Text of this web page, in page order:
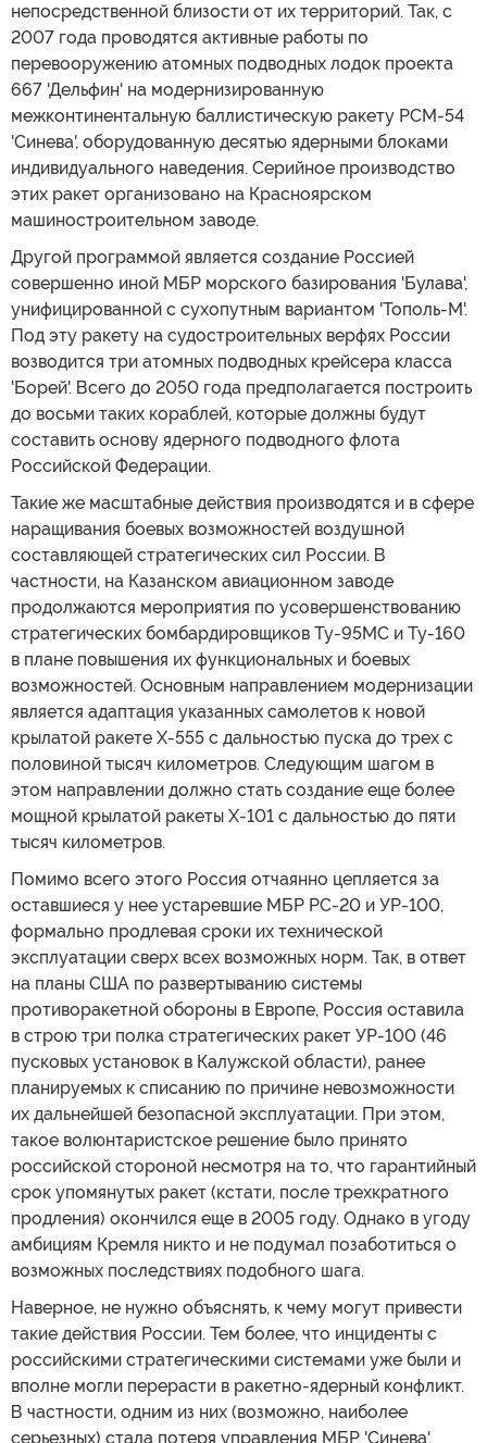
непосредственной близости от их территорий. Так, с
2007 года проводятся активные работы по
перевооружению атомных подводных лодок проекта
667 'Дельфин' на модернизированную
межконтинентальную баллистическую ракету РСМ-54
'Синева', оборудованную десятью ядерными блоками
индивидуального наведения. Серийное производство
этих ракет организовано на Красноярском
машиностроительном заводе.
Другой программой является создание Россией
совершенно иной МБР морского базирования 'Булава',
унифицированной с сухопутным вариантом 'Тополь-М'.
Под эту ракету на судостроительных верфях России
возводится три атомных подводных крейсера класса
'Борей'. Всего до 2050 года предполагается построить
до восьми таких кораблей, которые должны будут
составить основу ядерного подводного флота
Российской Федерации.
Такие же масштабные действия производятся и в сфере
наращивания боевых возможностей воздушной
составляющей стратегических сил России. В
частности, на Казанском авиационном заводе
продолжаются мероприятия по усовершенствованию
стратегических бомбардировщиков Ту-95МС и Ту-160
в плане повышения их функциональных и боевых
возможностей. Основным направлением модернизации
является адаптация указанных самолетов к новой
крылатой ракете Х-555 с дальностью пуска до трех с
половиной тысяч километров. Следующим шагом в
этом направлении должно стать создание еще более
мощной крылатой ракеты Х-101 с дальностью до пяти
тысяч километров.
Помимо всего этого Россия отчаянно цепляется за
оставшиеся у нее устаревшие МБР РС-20 и УР-100,
формально продлевая сроки их технической
эксплуатации сверх всех возможных норм. Так, в ответ
на планы США по развертыванию системы
противоракетной обороны в Европе, Россия оставила
в строю три полка стратегических ракет УР-100 (46
пусковых установок в Калужской области), ранее
планируемых к списанию по причине невозможности
их дальнейшей безопасной эксплуатации. При этом,
такое волюнтаристское решение было принято
российской стороной несмотря на то, что гарантийный
срок упомянутых ракет (кстати, после трехкратного
продления) окончился еще в 2005 году. Однако в угоду
амбициям Кремля никто и не подумал позаботиться о
возможных последствиях подобного шага.
Наверное, не нужно объяснять, к чему могут привести
такие действия России. Тем более, что инциденты с
российскими стратегическими системами уже были и
вполне могли перерасти в ракетно-ядерный конфликт.
В частности, одним из них (возможно, наиболее
серьезных) стала потеря управления МБР 'Синева',